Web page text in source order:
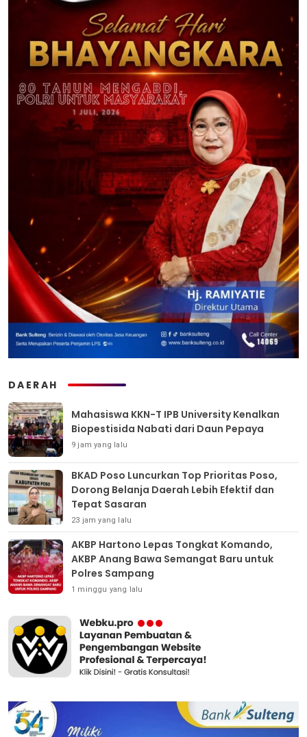
DAERAH
Mahasiswa KKN-T IPB University Kenalkan
Biopestisida Nabati dari Daun Pepaya
9 jam yang lalu
BKAD Poso Luncurkan Top Prioritas Poso,
Dorong Belanja Daerah Lebih Efektif dan
Tepat Sasaran
23 jam yang lalu
AKBP Hartono Lepas Tongkat Komando,
AKBP Anang Bawa Semangat Baru untuk
Polres Sampang
1 minggu yang lalu